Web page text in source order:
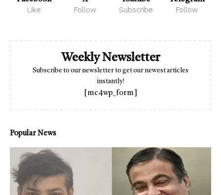
Like Follow Subscribe Follow
Weekly Newsletter
Subscribe to our newsletter to get our newest articles
instantly!
[mc4wp_form]
Popular News